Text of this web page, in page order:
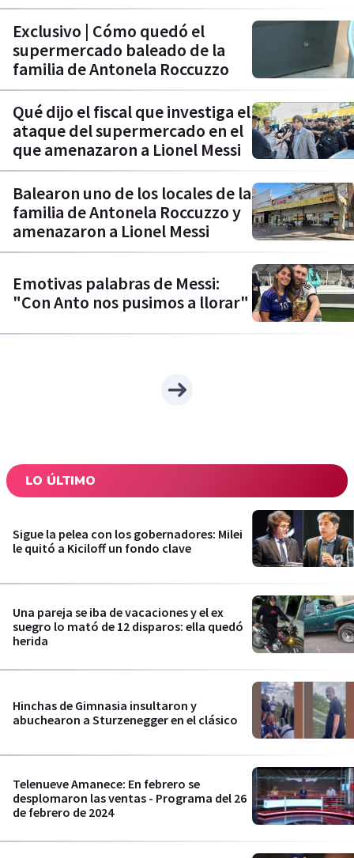
Exclusivo | Cómo quedó el
supermercado baleado de la
familia de Antonela Roccuzzo
Qué dijo el fiscal que investiga el
ataque del supermercado en el
que amenazaron a Lionel Messi
Balearon uno de los locales de la
familia de Antonela Roccuzzo y
amenazaron a Lionel Messi
Emotivas palabras de Messi:
"Con Anto nos pusimos a llorar"
LO ÚLTIMO
Sigue la pelea con los gobernadores: Milei
le quitó a Kiciloff un fondo clave
Una pareja se iba de vacaciones y el ex
suegro lo mató de 12 disparos: ella quedó
herida
Hinchas de Gimnasia insultaron y
abuchearon a Sturzenegger en el clásico
Telenueve Amanece: En febrero se
desplomaron las ventas - Programa del 26
de febrero de 2024